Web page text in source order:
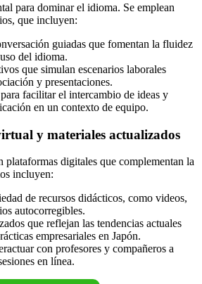
para dominar el idioma. Se emplean
que incluyen:
guiadas que fomentan la fluidez
del idioma.
que simulan escenarios laborales
y presentaciones.
facilitar el intercambio de ideas y
en un contexto de equipo.
y materiales actualizados
plataformas digitales que complementan la
incluyen:
de recursos didácticos, como videos,
autocorregibles.
que reflejan las tendencias actuales
empresariales en Japón.
con profesores y compañeros a
en línea.